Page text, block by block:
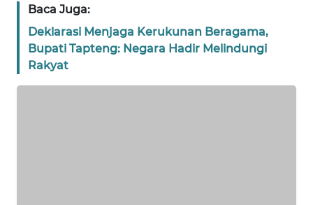
Baca Juga:
Deklarasi Menjaga Kerukunan Beragama,
Bupati Tapteng: Negara Hadir Melindungi
Rakyat
SUMUT
WN
JAKARTA